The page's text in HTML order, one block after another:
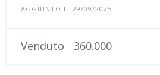
AGGIUNTO IL 29/09/2025
Venduto 360.000